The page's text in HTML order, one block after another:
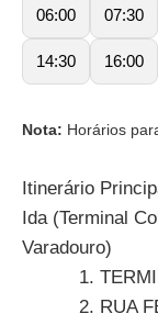
06:00 07:30
14:30 16:00
Nota: Horários
Itinerário
Ida (Terminal
Varadouro)
RUA